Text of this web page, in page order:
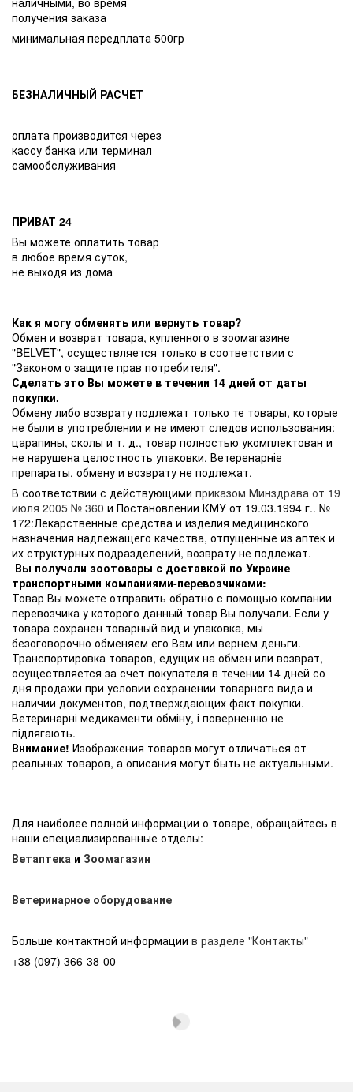
получения заказа
минимальная передплата 500гр
БЕЗНАЛИЧНЫЙ РАСЧЕТ
оплата производится через
кассу банка или терминал
самообслуживания
ПРИВАТ 24
Вы можете оплатить товар
в любое время суток,
не выходя из дома
Как я могу обменять или вернуть товар?
Обмен и возврат товара, купленного в зоомагазине
"BELVET", осуществляется только в соответствии с
"Законом о защите прав потребителя".
Сделать это Вы можете в течении 14 дней от даты
покупки.
Обмену либо возврату подлежат только те товары, которые
не были в употреблении и не имеют следов использования:
царапины, сколы и т. д., товар полностью укомплектован и
не нарушена целостность упаковки. Ветеренарніе
препараты, обмену и возврату не подлежат.
В соответствии с действующими приказом Минздрава от 19
июля 2005 № 360 и Постановлении КМУ от 19.03.1994 г.. №
172:Лекарственные средства и изделия медицинского
назначения надлежащего качества, отпущенные из аптек и
их структурных подразделений, возврату не подлежат.
Вы получали зоотовары с доставкой по Украине
транспортными компаниями-перевозчиками:
Товар Вы можете отправить обратно с помощью компании
перевозчика у которого данный товар Вы получали. Если у
товара сохранен товарный вид и упаковка, мы
безоговорочно обменяем его Вам или вернем деньги.
Транспортировка товаров, едущих на обмен или возврат,
осуществляется за счет покупателя в течении 14 дней со
дня продажи при условии сохранении товарного вида и
наличии документов, подтверждающих факт покупки.
Ветеринарні медикаменти обміну, і поверненню не
підлягають.
Внимание! Изображения товаров могут отличаться от
реальных товаров, а описания могут быть не актуальными.
Для наиболее полной информации о товаре, обращайтесь в
наши специализированные отделы:
Ветаптека и Зоомагазин
Ветеринарное оборудование
Больше контактной информации в разделе "Контакты"
+38 (097) 366-38-00